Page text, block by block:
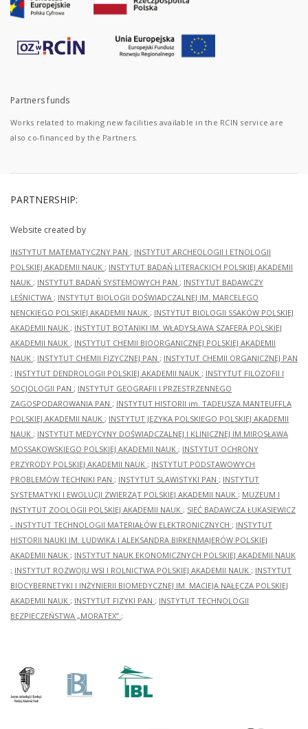
Partners funds
Works related to making new facilities available in the RCIN service are
also co-financed by the Partners.
PARTNERSHIP:
Website created by
INSTYTUT MATEMATYCZNY PAN ; INSTYTUT ARCHEOLOGII I ETNOLOGII
POLSKIEJ AKADEMII NAUK ; INSTYTUT BADAŃ LITERACKICH POLSKIEJ AKADEMII
NAUK ; INSTYTUT BADAŃ SYSTEMOWYCH PAN ; INSTYTUT BADAWCZY
LEŚNICTWA ; INSTYTUT BIOLOGII DOŚWIADCZALNEJ IM. MARCELEGO
NENCKIEGO POLSKIEJ AKADEMII NAUK ; INSTYTUT BIOLOGII SSAKÓW POLSKIEJ
AKADEMII NAUK ; INSTYTUT BOTANIKI IM. WŁADYSŁAWA SZAFERA POLSKIEJ
AKADEMII NAUK ; INSTYTUT CHEMII BIOORGANICZNEJ POLSKIEJ AKADEMII
NAUK ; INSTYTUT CHEMII FIZYCZNEJ PAN ; INSTYTUT CHEMII ORGANICZNEJ PAN
; INSTYTUT DENDROLOGII POLSKIEJ AKADEMII NAUK ; INSTYTUT FILOZOFII I
SOCJOLOGII PAN ; INSTYTUT GEOGRAFII I PRZESTRZENNEGO
ZAGOSPODAROWANIA PAN ; INSTYTUT HISTORII im. TADEUSZA MANTEUFFLA
POLSKIEJ AKADEMII NAUK ; INSTYTUT JĘZYKA POLSKIEGO POLSKIEJ AKADEMII
NAUK ; INSTYTUT MEDYCYNY DOŚWIADCZALNEJ I KLINICZNEJ IM.MIROSŁAWA
MOSSAKOWSKIEGO POLSKIEJ AKADEMII NAUK ; INSTYTUT OCHRONY
PRZYRODY POLSKIEJ AKADEMII NAUK ; INSTYTUT PODSTAWOWYCH
PROBLEMÓW TECHNIKI PAN ; INSTYTUT SLAWISTYKI PAN ; INSTYTUT
SYSTEMATYKI I EWOLUCJI ZWIERZĄT POLSKIEJ AKADEMII NAUK ; MUZEUM I
INSTYTUT ZOOLOGII POLSKIEJ AKADEMII NAUK ; SIEĆ BADAWCZA ŁUKASIEWICZ
- INSTYTUT TECHNOLOGII MATERIAŁÓW ELEKTRONICZNYCH ; INSTYTUT
HISTORII NAUKI IM. LUDWIKA I ALEKSANDRA BIRKENMAJERÓW POLSKIEJ
AKADEMII NAUK ; INSTYTUT NAUK EKONOMICZNYCH POLSKIEJ AKADEMII NAUK
; INSTYTUT ROZWOJU WSI I ROLNICTWA POLSKIEJ AKADEMII NAUK ; INSTYTUT
BIOCYBERNETYKI I INŻYNIERII BIOMEDYCZNEJ IM. MACIEJA NAŁĘCZA POLSKIEJ
AKADEMII NAUK ; INSTYTUT FIZYKI PAN ; INSTYTUT TECHNOLOGII
BEZPIECZEŃSTWA „MORATEX” ;